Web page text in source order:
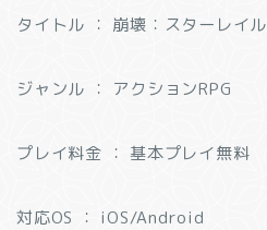
タイトル ： 崩壊：スターレイル
ジャンル ： アクションRPG
プレイ料金 ： 基本プレイ無料
対応OS ： iOS/Android